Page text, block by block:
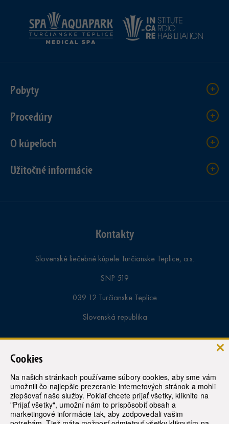
Cookies
Na našich stránkach používame súbory cookies, aby sme vám
umožnili čo najlepšie prezeranie internetových stránok a mohli
zlepšovať naše služby. Pokiaľ chcete prijať všetky, kliknite na
"Prijať všetky", umožní nám to prispôsobiť obsah a
marketingové informácie tak, aby zodpovedali vašim
Pobyty
Procedúry
O kúpeľoch
Užitočné informácie
Kontakty
Slovenské liečebné kúpele Turčianske Teplice, a.s.
SNP 519
039 12 Turčianske Teplice
Slovenská republika
tel. samoplatci:+421-43-4913 000
tel. poistenci:+421-43-4913 363
recepcia:+421 43 4913 430